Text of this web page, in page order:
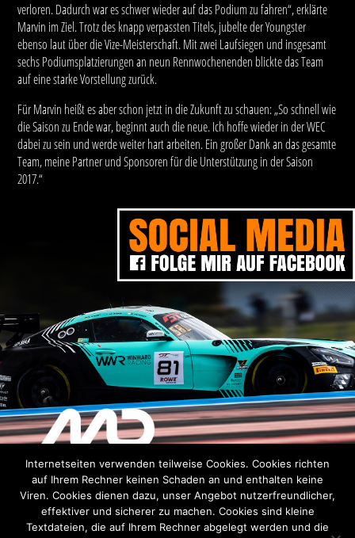
verloren. Dadurch war es schwer wieder auf das Podium zu fahren“, erklärte
Marvin im Ziel. Trotz des knapp verpassten Titels, jubelte der Youngster
ebenso laut über die Vize-Meisterschaft. Mit zwei Laufsiegen und insgesamt
sechs Podiumsplatzierungen an neun Rennwochenenden blickte das Team
auf eine starke Vorstellung zurück.
Für Marvin heißt es aber schon jetzt in die Zukunft zu schauen: „So schnell wie
die Saison zu Ende war, beginnt auch die neue. Ich hoffe wieder in der WEC
dabei zu sein und werde weiter hart arbeiten. Ein großer Dank an das gesamte
Team, meine Partner und Sponsoren für die Unterstützung in der Saison
2017.“
IMPRESSUM
DATENSCHUTZERKLÄRUNG
DISCLAIMER
Verantwortlich für den Inhalt sieheImpressum
Alle Inhalte sind urheberrechtlich geschützt und dürfen ohne
schriftliche Zustimmung nicht für Drittangebote genutzt
Internetseiten verwenden teilweise Cookies. Cookies richten
auf Ihrem Rechner keinen Schaden an und enthalten keine
Viren. Cookies dienen dazu, unser Angebot nutzerfreundlicher,
effektiver und sicherer zu machen. Cookies sind kleine
Textdateien, die auf Ihrem Rechner abgelegt werden und die